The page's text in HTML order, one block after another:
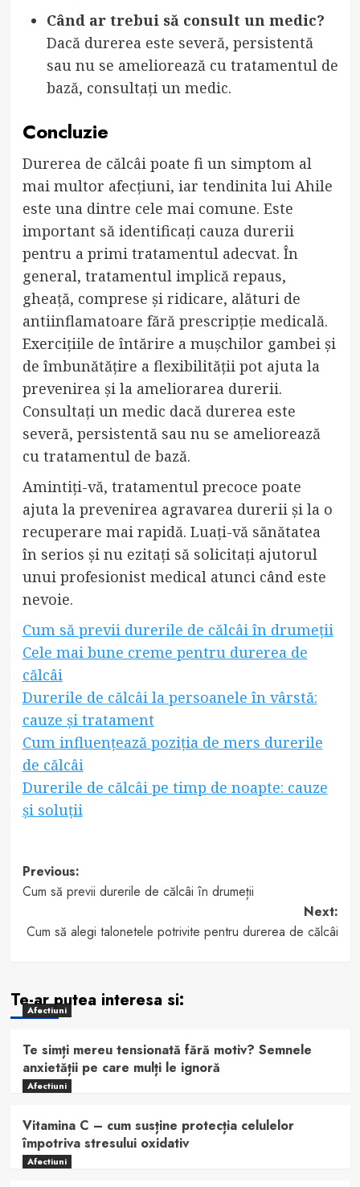
Când ar trebui să consult un medic?
Dacă durerea este severă, persistentă
sau nu se ameliorează cu tratamentul de
bază, consultați un medic.
Concluzie
Durerea de călcâi poate fi un simptom al
mai multor afecțiuni, iar tendinita lui Ahile
este una dintre cele mai comune. Este
important să identificați cauza durerii
pentru a primi tratamentul adecvat. În
general, tratamentul implică repaus,
gheață, comprese și ridicare, alături de
antiinflamatoare fără prescripție medicală.
Exercițiile de întărire a mușchilor gambei și
de îmbunătățire a flexibilității pot ajuta la
prevenirea și la ameliorarea durerii.
Consultați un medic dacă durerea este
severă, persistentă sau nu se ameliorează
cu tratamentul de bază.
Amintiți-vă, tratamentul precoce poate
ajuta la prevenirea agravarea durerii și la o
recuperare mai rapidă. Luați-vă sănătatea
în serios și nu ezitați să solicitați ajutorul
unui profesionist medical atunci când este
nevoie.
Cum să previi durerile de călcâi în drumeții
Cele mai bune creme pentru durerea de
călcâi
Durerile de călcâi la persoanele în vârstă:
cauze și tratament
Cum influențează poziția de mers durerile
de călcâi
Durerile de călcâi pe timp de noapte: cauze
și soluții
Post
navigation
Previous:
Cum să previi durerile de călcâi în drumeții
Next:
Cum să alegi talonetele potrivite pentru durerea de călcâi
Te-ar putea interesa si:
Afectiuni
Te simți mereu tensionată fără motiv? Semnele
anxietății pe care mulți le ignoră
Afectiuni
Vitamina C – cum susține protecția celulelor
împotriva stresului oxidativ
Afectiuni